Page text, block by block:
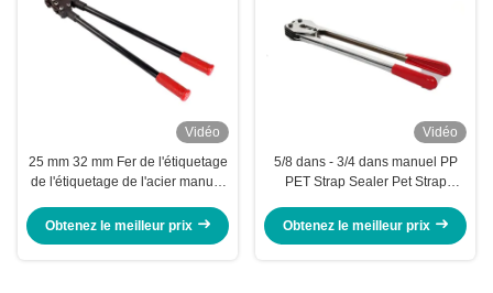
Vidéo
25 mm 32 mm Fer de l'étiquetage
de l'étiquetage de l'acier manuel
Crimper Outil
Obtenez le meilleur prix
Vidéo
5/8 dans - 3/4 dans manuel PP
PET Strap Sealer Pet Strap
pinces
Obtenez le meilleur prix